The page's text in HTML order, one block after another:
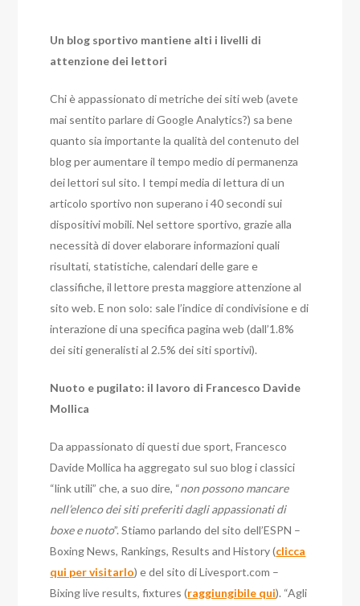
Un blog sportivo mantiene alti i livelli di
attenzione dei lettori
Chi è appassionato di metriche dei siti web (avete
mai sentito parlare di Google Analytics?) sa bene
quanto sia importante la qualità del contenuto del
blog per aumentare il tempo medio di permanenza
dei lettori sul sito. I tempi media di lettura di un
articolo sportivo non superano i 40 secondi sui
dispositivi mobili. Nel settore sportivo, grazie alla
necessità di dover elaborare informazioni quali
risultati, statistiche, calendari delle gare e
classifiche, il lettore presta maggiore attenzione al
sito web. E non solo: sale l’indice di condivisione e di
interazione di una specifica pagina web (dall’1.8%
dei siti generalisti al 2.5% dei siti sportivi).
Nuoto e pugilato: il lavoro di Francesco Davide
Mollica
Da appassionato di questi due sport, Francesco
Davide Mollica ha aggregato sul suo blog i classici
“link utili” che, a suo dire, “non possono mancare
nell’elenco dei siti preferiti dagli appassionati di
boxe e nuoto”. Stiamo parlando del sito dell’ESPN –
Boxing News, Rankings, Results and History (clicca
qui per visitarlo) e del sito di Livesport.com –
Bixing live results, fixtures (raggiungibile qui). “Agli